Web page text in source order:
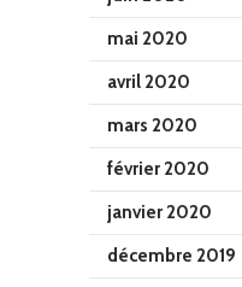
mai 2020
avril 2020
mars 2020
février 2020
janvier 2020
décembre 2019